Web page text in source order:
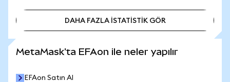
DAHA FAZLA İSTATİSTİK GÖR
MetaMask'ta EFAon ile neler yapılır
EFAon Satın Al